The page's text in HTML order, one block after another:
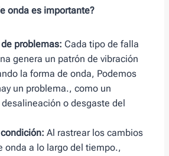
onda es importante?
problemas: Cada tipo de falla
genera un patrón de vibración
la forma de onda, Podemos
un problema., como un
o desgaste del
Al rastrear los cambios
onda a lo largo del tiempo.,